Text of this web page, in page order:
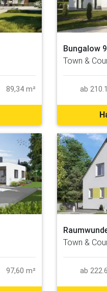
89,34 m²
Bungalow
Town &
ab
97,60 m²
Town &
ab